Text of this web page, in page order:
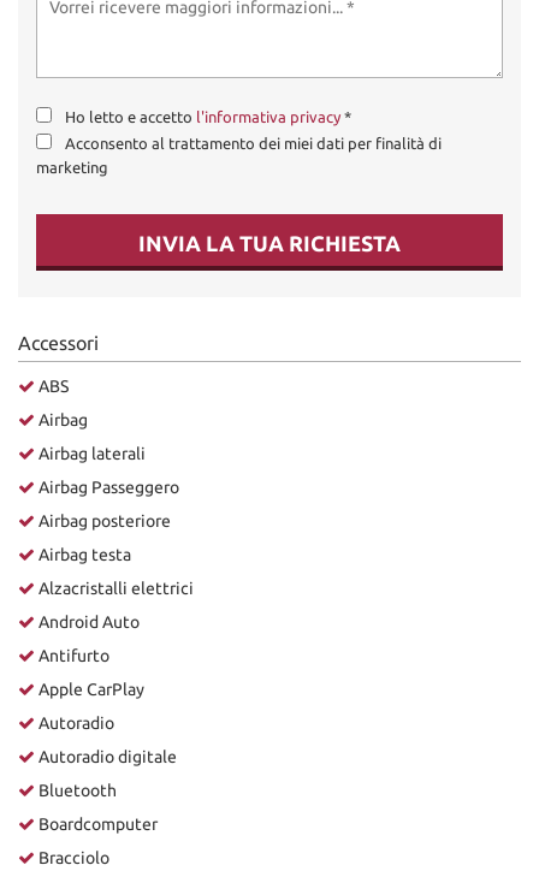
Ho letto e accetto l'informativa privacy *
Acconsento al trattamento dei miei dati per finalità di
marketing
INVIA LA TUA RICHIESTA
Accessori
ABS
Airbag
Airbag laterali
Airbag Passeggero
Airbag posteriore
Airbag testa
Alzacristalli elettrici
Android Auto
Antifurto
Apple CarPlay
Autoradio
Autoradio digitale
Bluetooth
Boardcomputer
Bracciolo